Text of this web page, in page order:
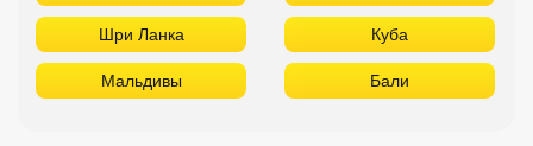
Шри Ланка Куба
Мальдивы Бали